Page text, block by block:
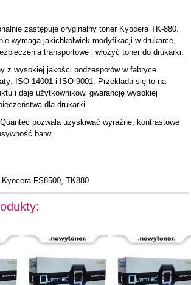
zastępuje oryginalny toner Kyocera TK-880.
wymaga jakichkolwiek modyfikacji w drukarce,
transportowe i włożyć toner do drukarki.
z wysokiej jakości podzespołów w fabryce
ISO 14001 i ISO 9001. Przekłada się to na
i daje użytkownikowi gwarancję wysokiej
dla drukarki.
pozwala uzyskiwać wyraźne, kontrastowe
barw.
FS8500, TK880